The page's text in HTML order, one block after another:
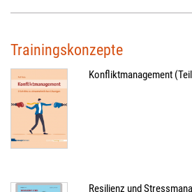
Trainingskonzepte
Konfliktmanagement
Resilienz und